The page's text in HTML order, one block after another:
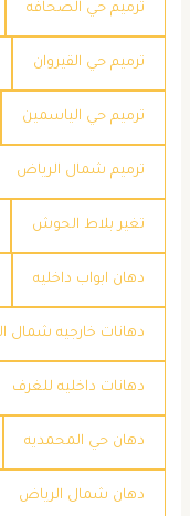
ترميم حي الصحافه
ترميم حي القيروان
ترميم حي الياسمين
ترميم شمال الرياض
تغير بلاط الحوش
دهان ابواب داخليه
دهانات خارجيه شمال
دهانات داخليه للغرف
دهان حي المحمديه
دهان شمال الرياض